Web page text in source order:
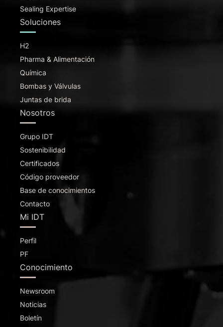
Sealing Expertise
Soluciones
H2
Pharma & Alimentación
Química
Bombas y Válvulas
Juntas de brida
Nosotros
Grupo IDT
Sostenibilidad
Certificados
Código proveedor
Base de conocimientos
Contacto
Mi IDT
Perfil
PF
Conocimiento
Newsroom
Noticias
Boletín